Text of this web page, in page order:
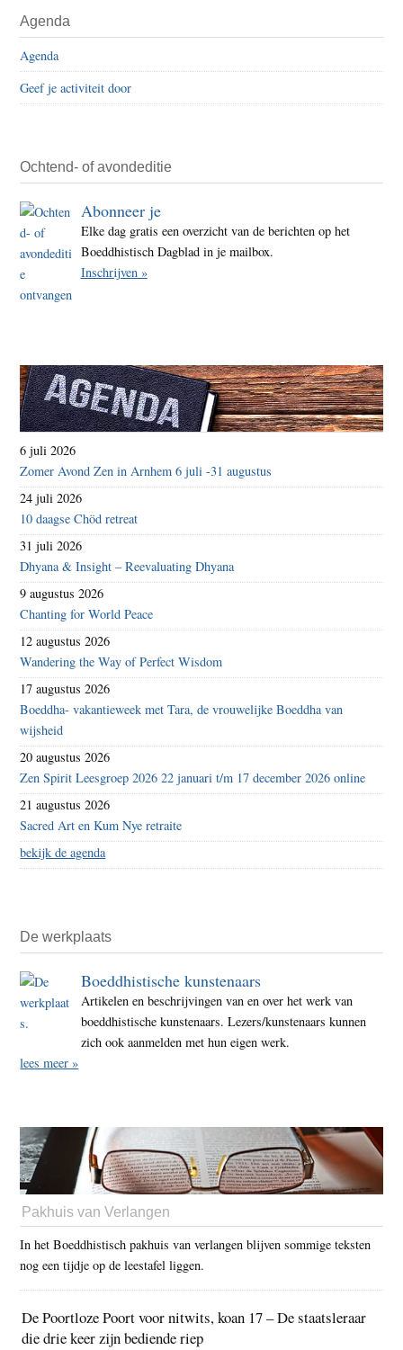
Agenda
Agenda
Geef je activiteit door
Ochtend- of avondeditie
Abonneer je
Elke dag gratis een overzicht van de berichten op het
Boeddhistisch Dagblad in je mailbox.
Inschrijven »
6 juli 2026
Zomer Avond Zen in Arnhem 6 juli -31 augustus
24 juli 2026
10 daagse Chöd retreat
31 juli 2026
Dhyana & Insight – Reevaluating Dhyana
9 augustus 2026
Chanting for World Peace
12 augustus 2026
Wandering the Way of Perfect Wisdom
17 augustus 2026
Boeddha- vakantieweek met Tara, de vrouwelijke Boeddha van
wijsheid
20 augustus 2026
Zen Spirit Leesgroep 2026 22 januari t/m 17 december 2026 online
21 augustus 2026
Sacred Art en Kum Nye retraite
bekijk de agenda
De werkplaats
Boeddhistische kunstenaars
Artikelen en beschrijvingen van en over het werk van
boeddhistische kunstenaars. Lezers/kunstenaars kunnen
zich ook aanmelden met hun eigen werk.
lees meer »
Pakhuis van Verlangen
In het Boeddhistisch pakhuis van verlangen blijven sommige teksten
nog een tijdje op de leestafel liggen.
De Poortloze Poort voor nitwits, koan 17 – De staatsleraar
die drie keer zijn bediende riep